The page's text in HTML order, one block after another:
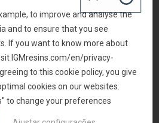
to improve and analyse the
and to ensure that you see
If you want to know more about
IGMresins.com/en/privacy-
to this cookie policy, you give
cookies on our websites.
to change your preferences